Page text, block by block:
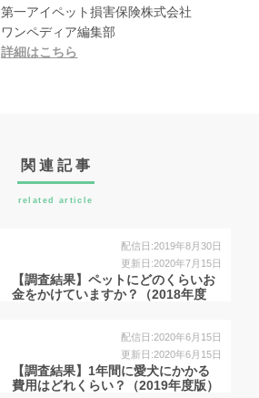
第一アイペット損害保険株式会社
ワンペディア編集部
詳細はこちら
関連記事
related article
配信日:2019年8月30日
更新日:2020年7月15日
【調査結果】ペットにどのくらいお
金をかけていますか？（2018年度
配信日:2020年6月15日
更新日:2020年6月15日
【調査結果】1年間に愛犬にかかる
費用はどれくらい？（2019年度版）